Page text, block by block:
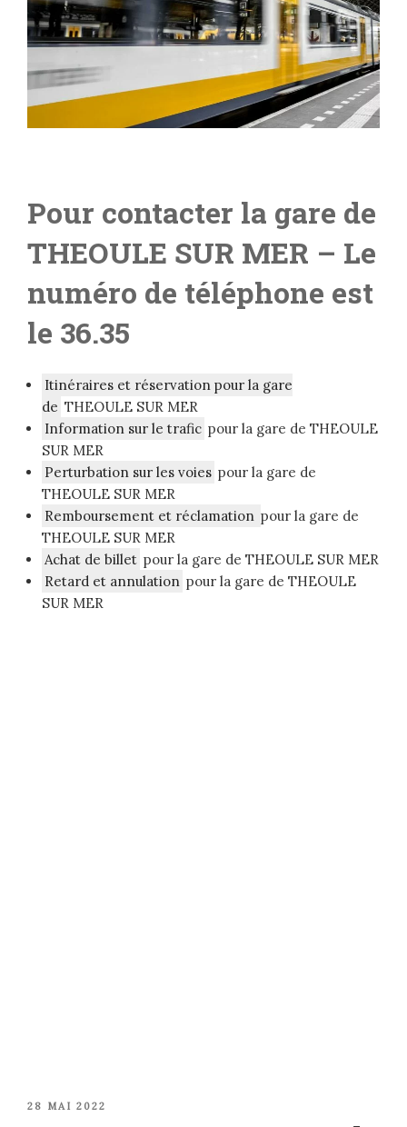
Pour contacter la gare de
THEOULE SUR MER – Le
numéro de téléphone est
le 36.35
Itinéraires et réservation pour la gare
de THEOULE SUR MER
Information sur le trafic pour la gare de THEOULE
SUR MER
Perturbation sur les voies pour la gare de
THEOULE SUR MER
Remboursement et réclamation pour la gare de
THEOULE SUR MER
Achat de billet pour la gare de THEOULE SUR MER
Retard et annulation pour la gare de THEOULE
SUR MER
PUBLIÉ
28 MAI 2022